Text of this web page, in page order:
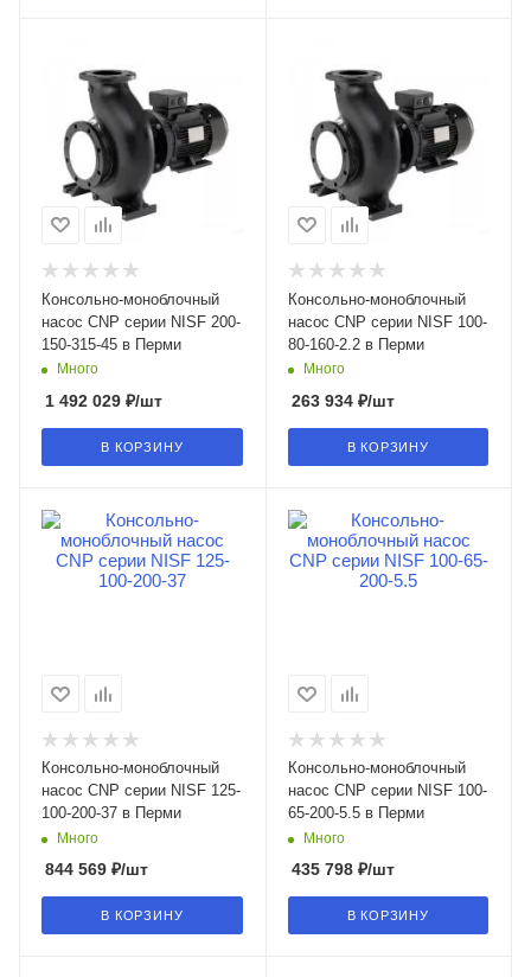
Консольно-моноблочный
насос CNP серии NISF 200-
150-315-45 в Перми
Много
1 492 029 ₽/шт
В КОРЗИНУ
Консольно-моноблочный
насос CNP серии NISF 100-
80-160-2.2 в Перми
Много
263 934₽/шт
В КОРЗИНУ
Консольно-моноблочный
насос CNP серии NISF 125-
100-200-37 в Перми
Много
844 569 ₽/шт
В КОРЗИНУ
Консольно-моноблочный
насос CNP серии NISF 100-
65-200-5.5 в Перми
Много
435 798₽/шт
В КОРЗИНУ